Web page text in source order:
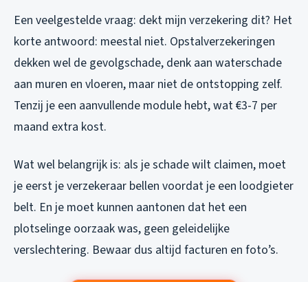
Een veelgestelde vraag: dekt mijn verzekering dit? Het
korte antwoord: meestal niet. Opstalverzekeringen
dekken wel de gevolgschade, denk aan waterschade
aan muren en vloeren, maar niet de ontstopping zelf.
Tenzij je een aanvullende module hebt, wat €3-7 per
maand extra kost.
Wat wel belangrijk is: als je schade wilt claimen, moet
je eerst je verzekeraar bellen voordat je een loodgieter
belt. En je moet kunnen aantonen dat het een
plotselinge oorzaak was, geen geleidelijke
verslechtering. Bewaar dus altijd facturen en foto’s.